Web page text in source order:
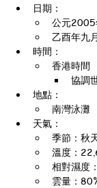
日期：
公元2005
乙酉年九
時間：
香港時間
協調
地點：
南灣泳灘
天氣：
季節：秋
溫度：
相對濕度
雲量：